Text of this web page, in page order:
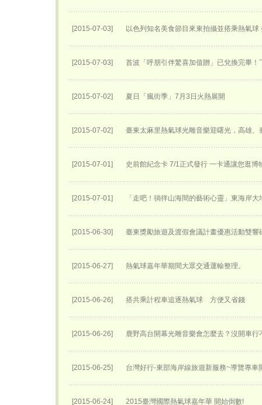
[2015-07-03] 以色列知名美食節目來東拍攝並搭乘熱氣球
[2015-07-03] 首波「呼朋引伴驚喜加值贈」已兌換完畢！
[2015-07-02] 夏日「瘋街季」7月3日火熱展開
[2015-07-02] 臺東太麻里熱氣球光雕音樂迎曙光，高雄
[2015-07-01] 史前館紀念卡 7/1正式發行 一卡通讓您逛博
[2015-07-01] 「走吧！徜徉山海間的藝術心靈」東海岸
[2015-06-30] 臺東獎勵旅遊及渡假會議計畫優惠活動雙響
[2015-06-27] 熱氣球嘉年華期間大眾交通運輸整理。
[2015-06-26] 搭共乘計程車追逐熱氣球 方便又省錢
[2015-06-26] 鹿野高台開幕光雕音樂會怎麼去？沒開車行
[2015-06-25] 台灣好行-東部海岸線旅遊新服務~導覽專車
[2015-06-24] 2015臺灣國際熱氣球嘉年華 開始倒數!